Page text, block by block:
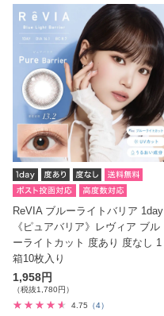
ReVIA ブルーライトバリア 1day
《ピュアバリア》レヴィア ブル
ーライトカット 度あり 度なし 1
箱10枚入り
1,958円
（税抜1,780円）
4.75 （4）